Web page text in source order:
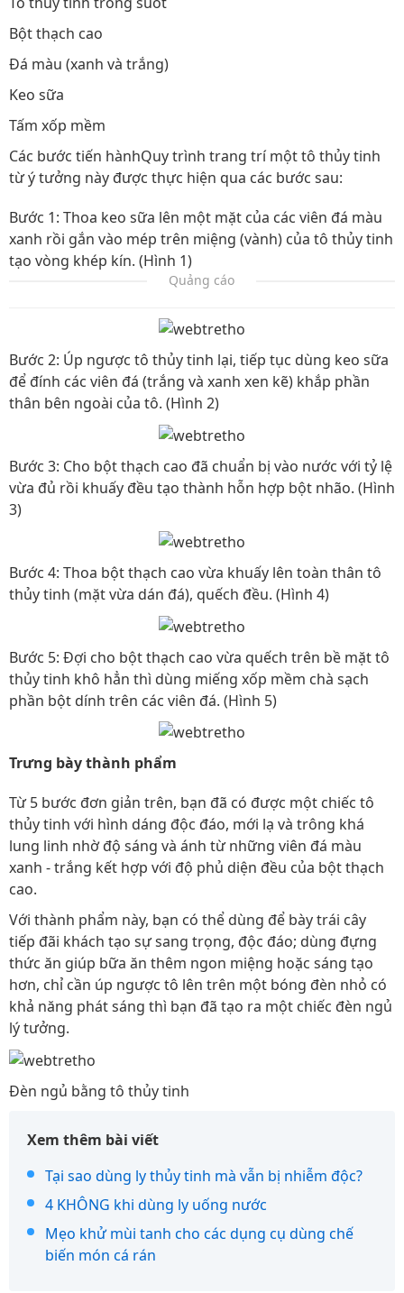
Bột thạch cao
Đá màu (xanh và trắng)
Keo sữa
Tấm xốp mềm
Các bước tiến hànhQuy trình trang trí một tô thủy tinh
từ ý tưởng này được thực hiện qua các bước sau:
Bước 1: Thoa keo sữa lên một mặt của các viên đá màu
xanh rồi gắn vào mép trên miệng (vành) của tô thủy tinh
tạo vòng khép kín. (Hình 1)
Quảng cáo
Bước 2: Úp ngược tô thủy tinh lại, tiếp tục dùng keo sữa
để đính các viên đá (trắng và xanh xen kẽ) khắp phần
thân bên ngoài của tô. (Hình 2)
Bước 3: Cho bột thạch cao đã chuẩn bị vào nước với tỷ lệ
vừa đủ rồi khuấy đều tạo thành hỗn hợp bột nhão. (Hình
3)
Bước 4: Thoa bột thạch cao vừa khuấy lên toàn thân tô
thủy tinh (mặt vừa dán đá), quếch đều. (Hình 4)
Bước 5: Đợi cho bột thạch cao vừa quếch trên bề mặt tô
thủy tinh khô hẳn thì dùng miếng xốp mềm chà sạch
phần bột dính trên các viên đá. (Hình 5)
Trưng bày thành phẩm
Từ 5 bước đơn giản trên, bạn đã có được một chiếc tô
thủy tinh với hình dáng độc đáo, mới lạ và trông khá
lung linh nhờ độ sáng và ánh từ những viên đá màu
xanh - trắng kết hợp với độ phủ diện đều của bột thạch
cao.
Với thành phẩm này, bạn có thể dùng để bày trái cây
tiếp đãi khách tạo sự sang trọng, độc đáo; dùng đựng
thức ăn giúp bữa ăn thêm ngon miệng hoặc sáng tạo
hơn, chỉ cần úp ngược tô lên trên một bóng đèn nhỏ có
khả năng phát sáng thì bạn đã tạo ra một chiếc đèn ngủ
lý tưởng.
Đèn ngủ bằng tô thủy tinh
Xem thêm bài viết
Tại sao dùng ly thủy tinh mà vẫn bị nhiễm độc?
4 KHÔNG khi dùng ly uống nước
Mẹo khử mùi tanh cho các dụng cụ dùng chế
biến món cá rán